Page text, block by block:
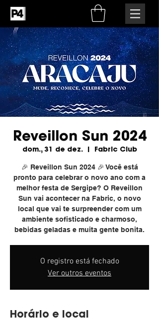
Reveillon Sun 2024
dom., 31 de dez.
  |
Fabric Club
🎉 Reveillon Sun 2024 🎉 Você está
pronto para celebrar o novo ano com a
melhor festa de Sergipe? O Reveillon
Sun vai acontecer na Fabric, o novo
local que vai te surpreender com um
ambiente sofisticado e charmoso,
bebidas geladas e muita gente bonita.
O registro está fechado
Ver outros eventos
Horário e local